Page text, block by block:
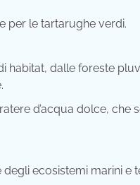
per le tartarughe verdi.
habitat, dalle foreste
d’acqua dolce, che
ecosistemi marini e